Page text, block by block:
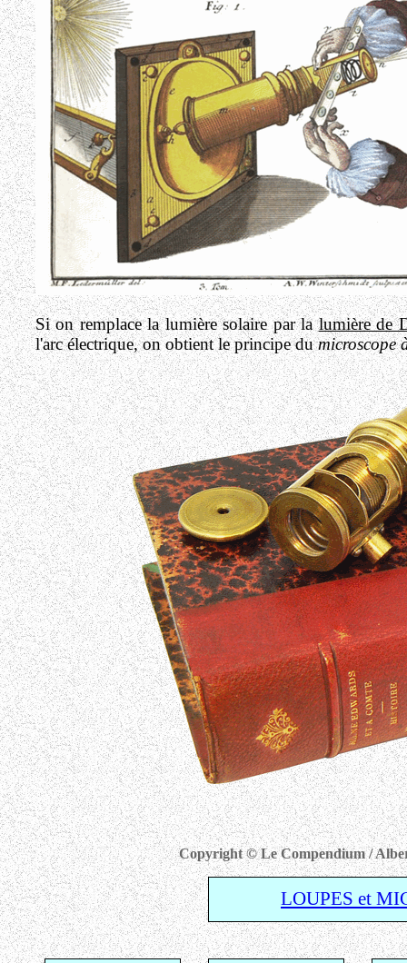
Si on remplace la lumière solaire par lalumière de
l'arc électrique, on obtient le principe dumicroscope
Copyright © Le Compendium /
LOUPES et